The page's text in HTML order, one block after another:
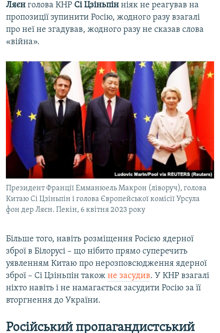
Ляєн голова КНР Сі Цзіньпін ніяк не реагував на
пропозиції зупинити Росію, жодного разу взагалі
про неї не згадував, жодного разу не сказав слова
«війна».
Президент Франції Емманюель Макрон (ліворуч), голова
Китаю Сі Цзіньпін і голова Європейської комісії Урсула
фон дер Ляєн. Пекін, 6 квітня 2023 року
Більше того, навіть розміщення Росією ядерної
зброї в Білорусі – що нібито прямо суперечить
уявленням Китаю про нерозповсюдження ядерної
зброї – Сі Цзіньпін також не засудив. У КНР взагалі
ніхто навіть і не намагається засудити Росію за її
вторгнення до України.
Російський пропагандистський